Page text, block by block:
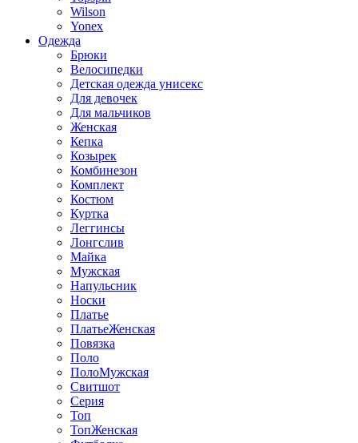
Wilson
Yonex
Одежда
Брюки
Велосипедки
Детская одежда унисекс
Для девочек
Для мальчиков
Женская
Кепка
Козырек
Комбинезон
Комплект
Костюм
Куртка
Леггинсы
Лонгслив
Майка
Мужская
Напульсник
Носки
Платье
ПлатьеЖенская
Повязка
Поло
ПолоМужская
Свитшот
Серия
Топ
ТопЖенская